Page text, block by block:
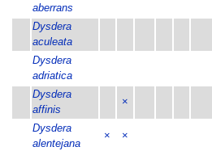
aberrans
Dysdera
aculeata
Dysdera
adriatica
Dysdera
affinis
×
Dysdera
alentejana
× ×